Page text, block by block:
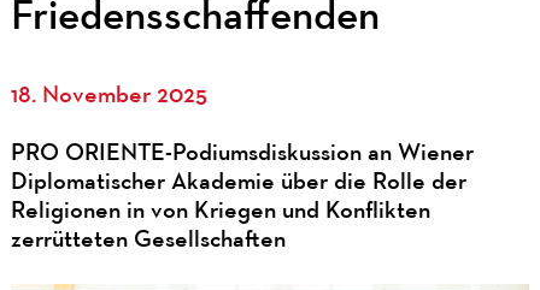
Friedensschaffenden
18. November 2025
PRO ORIENTE-Podiumsdiskussion an Wiener
Diplomatischer Akademie über die Rolle der
Religionen in von Kriegen und Konflikten
zerrütteten Gesellschaften